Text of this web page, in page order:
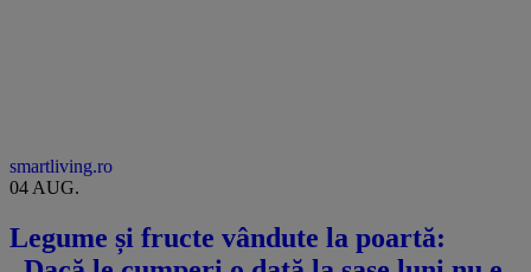
smartliving.ro
04 AUG.
Legume și fructe vândute la poartă: